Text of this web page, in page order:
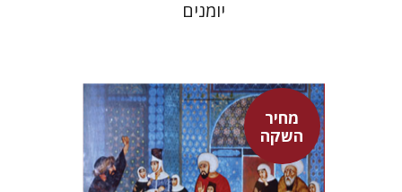
יומנים
מחיר
השקה
אדם טלר
דורון מגן